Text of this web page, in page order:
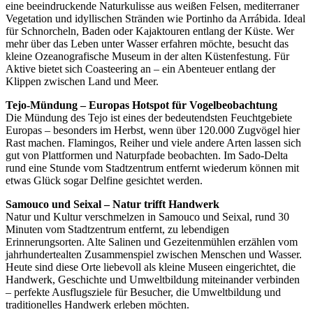
eine beeindruckende Naturkulisse aus weißen Felsen, mediterraner
Vegetation und idyllischen Stränden wie Portinho da Arrábida. Ideal
für Schnorcheln, Baden oder Kajaktouren entlang der Küste. Wer
mehr über das Leben unter Wasser erfahren möchte, besucht das
kleine Ozeanografische Museum in der alten Küstenfestung. Für
Aktive bietet sich Coasteering an – ein Abenteuer entlang der
Klippen zwischen Land und Meer.
Tejo-Mündung – Europas Hotspot für Vogelbeobachtung
Die Mündung des Tejo ist eines der bedeutendsten Feuchtgebiete
Europas – besonders im Herbst, wenn über 120.000 Zugvögel hier
Rast machen. Flamingos, Reiher und viele andere Arten lassen sich
gut von Plattformen und Naturpfade beobachten. Im Sado-Delta
rund eine Stunde vom Stadtzentrum entfernt wiederum können mit
etwas Glück sogar Delfine gesichtet werden.
Samouco und Seixal – Natur trifft Handwerk
Natur und Kultur verschmelzen in Samouco und Seixal, rund 30
Minuten vom Stadtzentrum entfernt, zu lebendigen
Erinnerungsorten. Alte Salinen und Gezeitenmühlen erzählen vom
jahrhundertealten Zusammenspiel zwischen Menschen und Wasser.
Heute sind diese Orte liebevoll als kleine Museen eingerichtet, die
Handwerk, Geschichte und Umweltbildung miteinander verbinden
– perfekte Ausflugsziele für Besucher, die Umweltbildung und
traditionelles Handwerk erleben möchten.